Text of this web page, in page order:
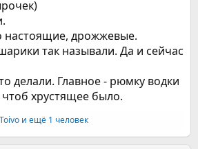
настоящие, дрожжевые.
так называли. Да и сейчас
делали. Главное - рюмку водки
чтоб хрустящее было.
Toivo и ещё 1 человек